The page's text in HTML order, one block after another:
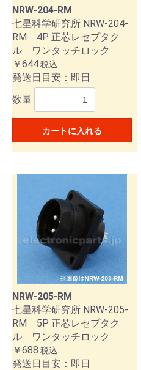
NRW-204-RM
七星科学研究所 NRW-204-
RM 4P 正芯レセプタク
ル ワンタッチロック
￥644税込
発送日目安：即日
数量
カートに入れる
NRW-205-RM
七星科学研究所 NRW-205-
RM 5P 正芯レセプタク
ル ワンタッチロック
￥688 税込
発送日目安：即日
お買い物を続ける